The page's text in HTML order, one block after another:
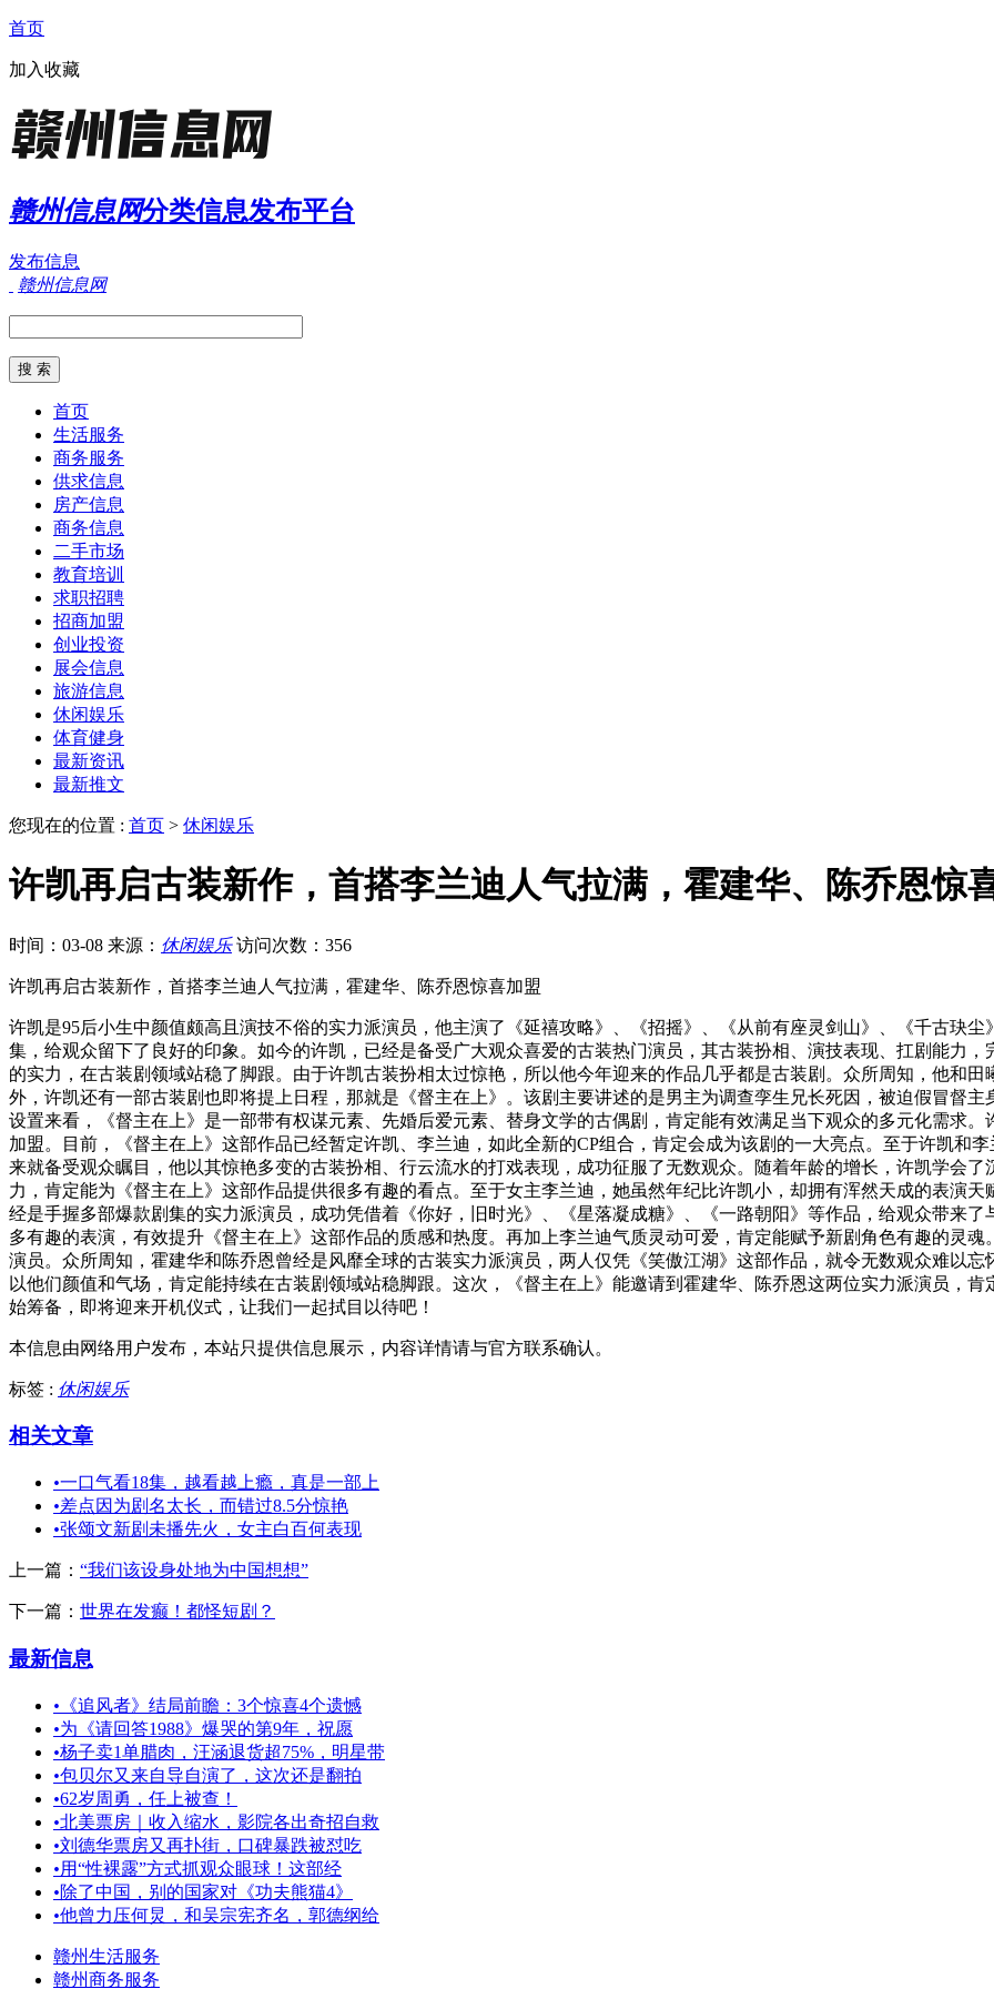
首页
加入收藏
赣州信息网分类信息发布平台
发布信息
赣州信息网
首页
生活服务
商务服务
供求信息
房产信息
商务信息
二手市场
教育培训
求职招聘
招商加盟
创业投资
展会信息
旅游信息
休闲娱乐
体育健身
最新资讯
最新推文
您现在的位置 : 首页 > 休闲娱乐
许凯再启古装新作，首搭李兰迪人气拉满，霍建华、陈乔恩惊
时间：03-08 来源： 休闲娱乐 访问次数：356
许凯再启古装新作，首搭李兰迪人气拉满，霍建华、陈乔恩惊喜加盟
许凯是95后小生中颜值颇高且演技不俗的实力派演员，他主演了《延禧攻略》、《招摇》、《从前有座灵剑山》、《千古玦
集，给观众留下了良好的印象。如今的许凯，已经是备受广大观众喜爱的古装热门演员，其古装扮相、演技表现、扛剧能力
的实力，在古装剧领域站稳了脚跟。由于许凯古装扮相太过惊艳，所以他今年迎来的作品几乎都是古装剧。众所周知，他和
外，许凯还有一部古装剧也即将提上日程，那就是《督主在上》。该剧主要讲述的是男主为调查孪生兄长死因，被迫假冒督
设置来看，《督主在上》是一部带有权谋元素、先婚后爱元素、替身文学的古偶剧，肯定能有效满足当下观众的多元化需求
加盟。目前，《督主在上》这部作品已经暂定许凯、李兰迪，如此全新的CP组合，肯定会成为该剧的一大亮点。至于许凯和
来就备受观众瞩目，他以其惊艳多变的古装扮相、行云流水的打戏表现，成功征服了无数观众。随着年龄的增长，许凯学会
力，肯定能为《督主在上》这部作品提供很多有趣的看点。至于女主李兰迪，她虽然年纪比许凯小，却拥有浑然天成的表演
经是手握多部爆款剧集的实力派演员，成功凭借着《你好，旧时光》、《星落凝成糖》、《一路朝阳》等作品，给观众带来
多有趣的表演，有效提升《督主在上》这部作品的质感和热度。再加上李兰迪气质灵动可爱，肯定能赋予新剧角色有趣的灵
演员。众所周知，霍建华和陈乔恩曾经是风靡全球的古装实力派演员，两人仅凭《笑傲江湖》这部作品，就令无数观众难以
以他们颜值和气场，肯定能持续在古装剧领域站稳脚跟。这次，《督主在上》能邀请到霍建华、陈乔恩这两位实力派演员，
始筹备，即将迎来开机仪式，让我们一起拭目以待吧！
本信息由网络用户发布， 本站只提供信息展示，内容详情请与官方联系确认。
标签 : 休闲娱乐
相关文章
•一口气看18集，越看越上瘾，真是一部上
•差点因为剧名太长，而错过8.5分惊艳
•张颂文新剧未播先火，女主白百何表现
上一篇： “我们该设身处地为中国想想”
下一篇： 世界在发癫！都怪短剧？
最新信息
• 《追风者》结局前瞻：3个惊喜4个遗憾
•为《请回答1988》爆哭的第9年，祝愿
•杨子卖1单腊肉，汪涵退货超75%，明星带
•包贝尔又来自导自演了，这次还是翻拍
•62岁周勇，任上被查！
•北美票房｜收入缩水，影院各出奇招自救
•刘德华票房又再扑街，口碑暴跌被怼吃
•用“性裸露”方式抓观众眼球！这部经
•除了中国，别的国家对《功夫熊猫4》
•他曾力压何炅，和吴宗宪齐名，郭德纲给
赣州生活服务
赣州商务服务